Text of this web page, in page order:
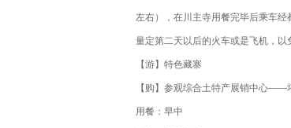
左右），在川主寺用餐完毕后乘车
量定第二天以后的火车或是飞机，以
【游】特色藏寨
【购】参观综合土特产展销中心——
用餐：早中